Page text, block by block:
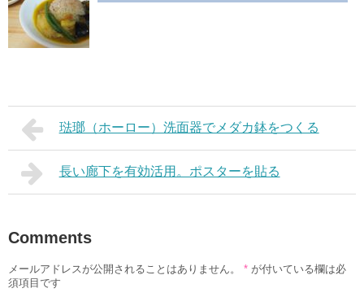
琺瑯（ホーロー）洗面器でメダカ鉢をつくる
長い廊下を有効活用。ポスターを貼る
Comments
メールアドレスが公開されることはありません。 * が付いている欄は必
須項目です